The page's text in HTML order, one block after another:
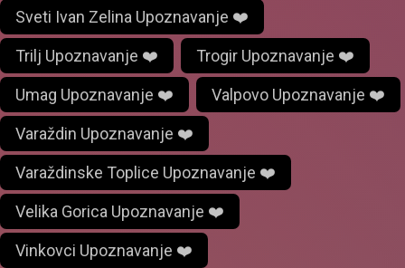
Sveti Ivan Zelina Upoznavanje ❤️
Trilj Upoznavanje ❤️ Trogir Upoznavanje ❤️
Umag Upoznavanje ❤️ Valpovo Upoznavanje ❤️
Varaždin Upoznavanje ❤️
Varaždinske Toplice Upoznavanje ❤️
Velika Gorica Upoznavanje ❤️
Vinkovci Upoznavanje ❤️